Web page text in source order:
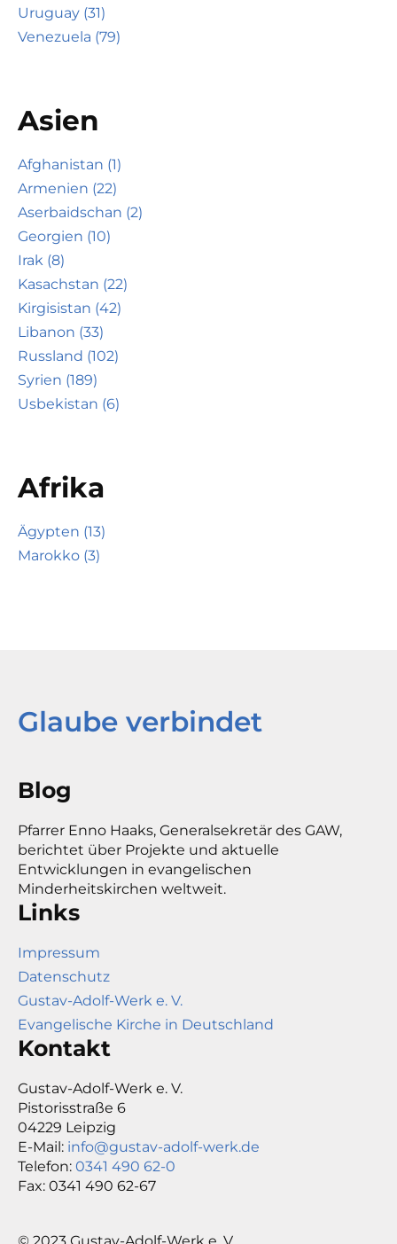
Uruguay (31)
Venezuela (79)
Asien
Afghanistan (1)
Armenien (22)
Aserbaidschan (2)
Georgien (10)
Irak (8)
Kasachstan (22)
Kirgisistan (42)
Libanon (33)
Russland (102)
Syrien (189)
Usbekistan (6)
Afrika
Ägypten (13)
Marokko (3)
Glaube verbindet
Blog
Pfarrer Enno Haaks, Generalsekretär des GAW,
berichtet über Projekte und aktuelle
Entwicklungen in evangelischen
Minderheitskirchen weltweit.
Links
Impressum
Datenschutz
Gustav-Adolf-Werk e. V.
Evangelische Kirche in Deutschland
Kontakt
Gustav-Adolf-Werk e. V.
Pistorisstraße 6
04229 Leipzig
E-Mail: info@gustav-adolf-werk.de
Telefon: 0341 490 62-0
Fax: 0341 490 62-67
© 2023 Gustav-Adolf-Werk e. V.